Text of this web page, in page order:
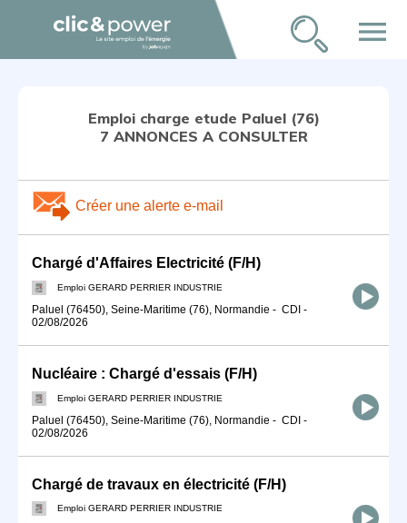
menu
Emploi charge etude Paluel (76)
7 ANNONCES A CONSULTER
Créer une alerte e-mail
Chargé d'Affaires Electricité (F/H)
Emploi GERARD PERRIER INDUSTRIE
Paluel (76450), Seine-Maritime (76), Normandie - CDI -
02/08/2026
Nucléaire : Chargé d'essais (F/H)
Emploi GERARD PERRIER INDUSTRIE
Paluel (76450), Seine-Maritime (76), Normandie - CDI -
02/08/2026
Chargé de travaux en électricité (F/H)
Emploi GERARD PERRIER INDUSTRIE